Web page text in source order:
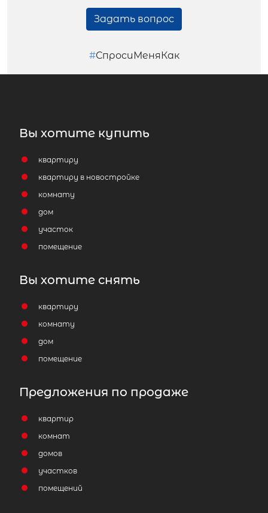
Задать вопрос
#СпросиМеняКак
Вы хотите купить
квартиру
квартиру в новостройке
комнату
дом
участок
помещение
Вы хотите снять
квартиру
комнату
дом
помещение
Предложения по продаже
квартир
комнат
домов
участков
помещений